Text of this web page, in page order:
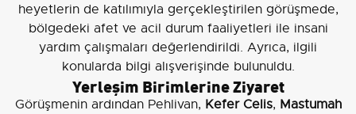
heyetlerin de katılımıyla gerçekleştirilen görüşmede,
bölgedeki afet ve acil durum faaliyetleri ile insani
yardım çalışmaları değerlendirildi. Ayrıca, ilgili
konularda bilgi alışverişinde bulunuldu.
Yerleşim Birimlerine Ziyaret
Görüşmenin ardından Pehlivan, Kefer Celis, Mastumah